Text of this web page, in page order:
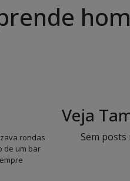
rondas
de um bar
Veja
Sem